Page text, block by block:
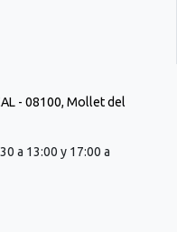
- 08100, Mollet del
a 13:00 y 17:00 a